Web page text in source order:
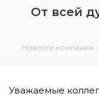
От всей
Новости компании -
Уважаемые